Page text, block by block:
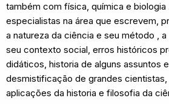
também com física, química e
especialistas na área que escrevem,
a natureza da ciência e seu método ,
seu contexto social, erros históricos
didáticos, historia de alguns assuntos
desmistificação de grandes
aplicações da historia e filosofia da